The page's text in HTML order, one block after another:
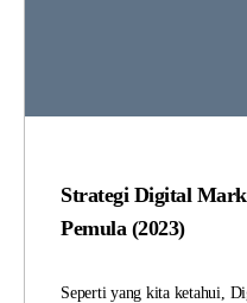
Strategi Digital
Pemula (2023)
Seperti yang kita ketahui,